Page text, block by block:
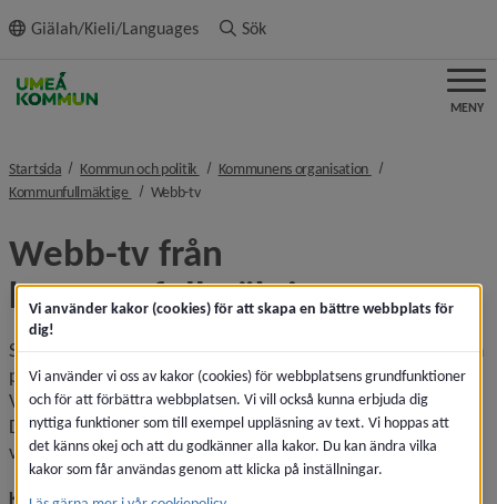
innehållet
Giälah/Kieli/Languages Sök
MENY
Startsida Kommun och politik nivå i brödsmulenavigeringen
Kommunens organisation nivå i
Kommunfullmäktige nivå i brödsmulenavigeringen
Webb-tvnivå i brödsmulenavigeringen
Webb-tv från
kommunfullmäktige
Se eller lyssna på webb-tv från kommunfullmäktiges möten
på din dator eller mobil.
Videofiler för hela sammanträden publiceras i efterhand.
De senaste två årens sammanträden finns i menyn till
vänster eller uppe i sidhuvudet.
Kommande möte
Vi använder kakor (cookies) för att skapa en bättre webbplats för
dig!
Vi använder vi oss av kakor (cookies) för webbplatsens grundfunktioner
och för att förbättra webbplatsen. Vi vill också kunna erbjuda dig
nyttiga funktioner som till exempel uppläsning av text. Vi hoppas att
det känns okej och att du godkänner alla kakor. Du kan ändra vilka
kakor som får användas genom att klicka på inställningar.